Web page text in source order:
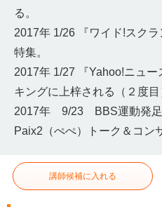
る。
2017年 1/26 『ワイド!スク
特集。
2017年 1/27 『Yahoo!ニュ
キングに上梓される（２度目
2017年 9/23 BBS運動発足
Paix2（ぺぺ）トーク＆コン
講師候補に入れる